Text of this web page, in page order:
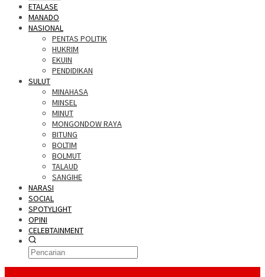
ETALASE
MANADO
NASIONAL
PENTAS POLITIK
HUKRIM
EKUIN
PENDIDIKAN
SULUT
MINAHASA
MINSEL
MINUT
MONGONDOW RAYA
BITUNG
BOLTIM
BOLMUT
TALAUD
SANGIHE
NARASI
SOCIAL
SPOTYLIGHT
OPINI
CELEBTAINMENT